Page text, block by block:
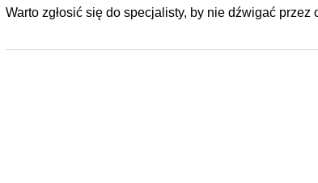
Warto zgłosić się do specjalisty, by nie dźwigać